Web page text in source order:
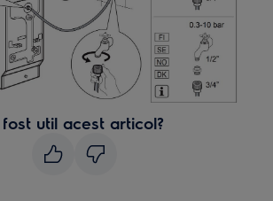
util acest articol?